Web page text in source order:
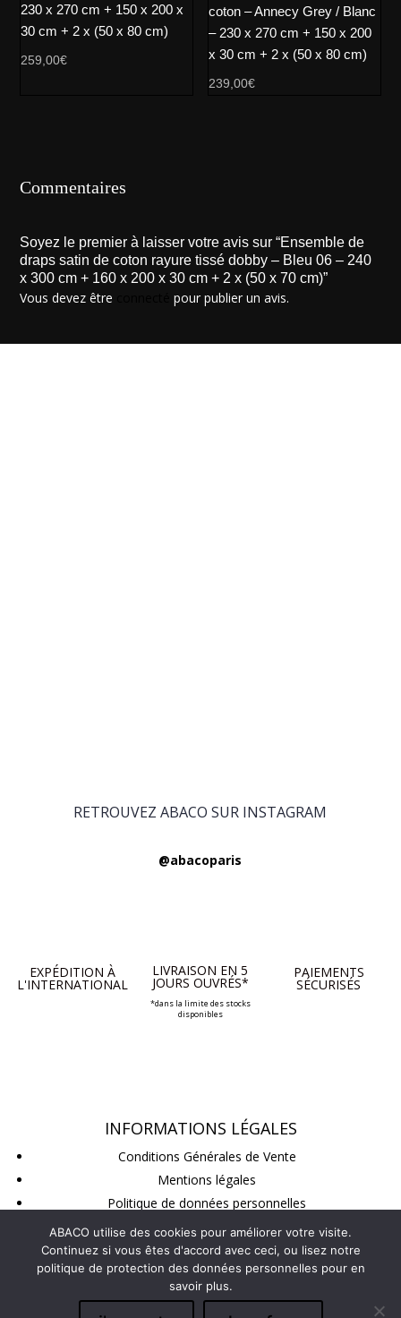
230 x 270 cm + 150 x 200 x
30 cm + 2 x (50 x 80 cm)
259,00€
coton – Annecy Grey / Blanc
– 230 x 270 cm + 150 x 200
x 30 cm + 2 x (50 x 80 cm)
239,00€
Commentaires
Soyez le premier à laisser votre avis sur “Ensemble de
draps satin de coton rayure tissé dobby – Bleu 06 – 240
x 300 cm + 160 x 200 x 30 cm + 2 x (50 x 70 cm)”
Vous devez être pour publier un avis.
RETROUVEZ ABACO SUR INSTAGRAM
@abacoparis
EXPÉDITION À
L'INTERNATIONAL
LIVRAISON EN 5
JOURS OUVRÉS*
*dans la limite des stocks
disponibles
PAIEMENTS
SÉCURISÉS
INFORMATIONS LÉGALES
Conditions Générales de Vente
Mentions légales
Politique de données personnelles
Conditions de retour
SUIVEZ-NOUS
ABACO utilise des cookies pour améliorer votre visite.
Continuez si vous êtes d'accord avec ceci, ou lisez notre
politique de protection des données personnelles pour en
savoir plus.